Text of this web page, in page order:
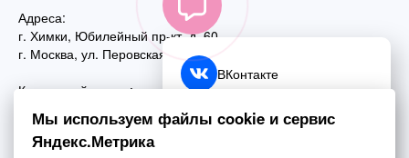
Адреса:
г. Химки, Юбилейный пр-кт, д. 60
г. Москва, ул. Перовская, д. 59
Контактный номер:
+7 (495) 970-44-75
ВКонтакте
Telegram
Мы используем файлы cookie и сервис
Яндекс.Метрика